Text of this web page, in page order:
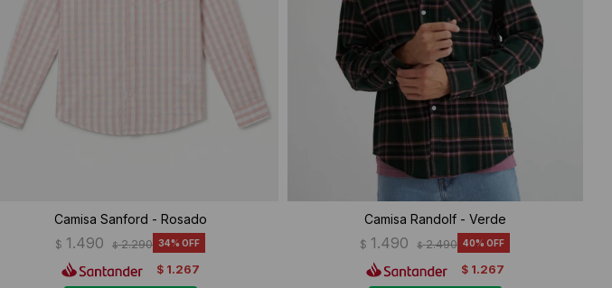
Camisa Sanford - Rosado
$ 1.490 $ 2.290 34
$ 1.267
Camisa Randolf - Verde
$ 1.490 $ 2.490 40
$ 1.267